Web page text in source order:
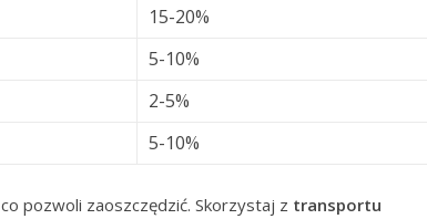
15-20%
5-10%
2-5%
5-10%
pozwoli zaoszczędzić. Skorzystaj z transportu